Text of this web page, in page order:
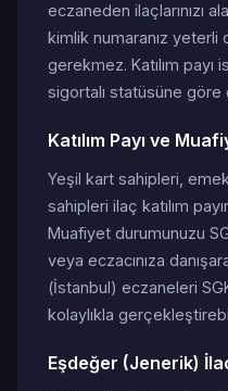
eczaneden ilaçlarınızı
kimlik numaranız yeterli
gerekmez. Katılım payı
sigortalı statüsüne
Katılım Payı ve
Yeşil kart sahipleri,
sahipleri ilaç katılım
Muafiyet durumunuzu
veya eczacınıza
(İstanbul) eczaneleri
kolaylıkla
Eşdeğer (Jenerik)